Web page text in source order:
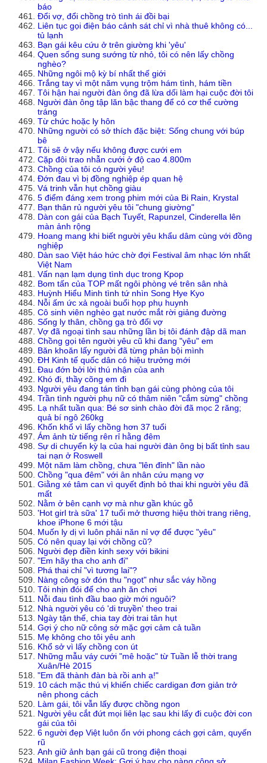
báo
Đổi vợ, đổi chồng trò tình ái đồi bại
Liên tục gọi điện báo cảnh sát chỉ vì nhà thuê không có...
tủ lạnh
Bạn gái kêu cứu ở trên giường khi 'yêu'
Quen sống sung sướng từ nhỏ, tôi có nên lấy chồng
nghèo?
Những ngôi mộ kỳ bí nhất thế giới
Trắng tay vì một năm vụng trộm hám tình, hám tiền
Tôi hận hai người đàn ông đã lừa dối làm hại cuộc đời tôi
Người đàn ông tập lăn bậc thang để có cơ thể cường
tráng
Từ chức hoặc ly hôn
Những người có sở thích đặc biệt: Sống chung với búp
bê
Tôi sẽ ở vậy nếu không được cưới em
Cặp đôi trao nhẫn cưới ở độ cao 4.800m
Chồng của tôi có người yêu!
Đớn đau vì bị đồng nghiệp ép quan hệ
Vá trinh vẫn hụt chồng giàu
5 điểm đáng xem trong phim mới của Bi Rain, Krystal
Bạn thân rủ người yêu tôi "chung giường"
Dàn con gái của Bạch Tuyết, Rapunzel, Cinderella lên
màn ảnh rộng
Hoang mang khi biết người yêu khẩu dâm cùng với đồng
nghiệp
Dàn sao Việt háo hức chờ đợi Festival âm nhạc lớn nhất
Việt Nam
Vấn nạn lạm dụng tình dục trong Kpop
Bom tấn của TOP mất ngôi phòng vé trên sân nhà
Huỳnh Hiểu Minh tình tứ nhìn Song Hye Kyo
Nỗi ấm ức xả ngoài buổi họp phụ huynh
Cô sinh viên nghèo gạt nước mắt rời giảng đường
Sống ly thân, chồng gạ trò đổi vợ
Vợ đã ngoại tình sau những lần bị tôi đánh đập dã man
Chồng gọi tên người yêu cũ khi đang "yêu" em
Băn khoăn lấy người đã từng phản bội mình
ĐH Kinh tế quốc dân có hiệu trưởng mới
Đau đớn bởi lời thú nhận của anh
Khó đi, thầy cõng em đi
Người yêu đang tán tỉnh bạn gái cùng phòng của tôi
Trần tình người phụ nữ có thâm niên "cắm sừng" chồng
Lạ nhất tuần qua: Bé sơ sinh chào đời đã mọc 2 răng;
quả bí ngô 260kg
Khốn khổ vì lấy chồng hơn 37 tuổi
Ám ảnh từ tiếng rên rỉ hằng đêm
Sự di chuyển kỳ lạ của hai người đàn ông bị bất tỉnh sau
tai nạn ở Roswell
Một năm làm chồng, chưa "lên đỉnh" lần nào
Chồng "qua đêm" với ân nhân cứu mạng vợ
Giằng xé tâm can vì quyết định bỏ thai khi người yêu đã
mất
Nằm ở bên cạnh vợ mà như gần khúc gỗ
'Hot girl trà sữa' 17 tuổi mở thương hiệu thời trang riêng,
khoe iPhone 6 mới tậu
Muốn ly dị vì luôn phải năn nỉ vợ để được "yêu"
Có nên quay lại với chồng cũ?
Người đẹp điền kinh sexy với bikini
"Em hãy tha cho anh đi"
Phá thai chỉ "vì tương lai"?
Nàng công sở đón thu "ngọt" như sắc váy hồng
Tôi nhịn đói để cho anh ăn chơi
Nỗi đau tình đầu bao giờ mới nguôi?
Nhà người yêu có 'di truyền' theo trai
Ngày tận thế, chia tay đời trai tân hụt
Gợi ý cho nữ công sở mặc gợi cảm cả tuần
Mẹ không cho tôi yêu anh
Khổ sở vì lấy chồng con út
Những mẫu váy cưới "mê hoặc" từ Tuần lễ thời trang
Xuân/Hè 2015
"Em đã thành đàn bà rồi anh ạ!"
10 cách mặc thú vị khiến chiếc cardigan đơn giản trở
nên phong cách
Làm gái, tôi vẫn lấy được chồng ngon
Người yêu cắt đứt mọi liên lạc sau khi lấy đi cuộc đời con
gái của tôi
6 người đẹp Việt luôn ổn với phong cách gợi cảm, quyến
rũ
Anh giữ ảnh bạn gái cũ trong điện thoại